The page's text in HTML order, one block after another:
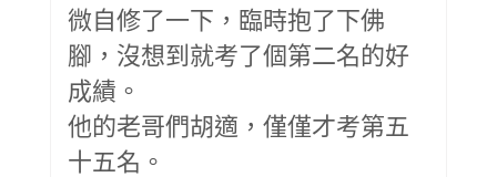
微自修了一下，臨時抱了下佛
腳，沒想到就考了個第二名的好
成績。
他的老哥們胡適，僅僅才考第五
十五名。